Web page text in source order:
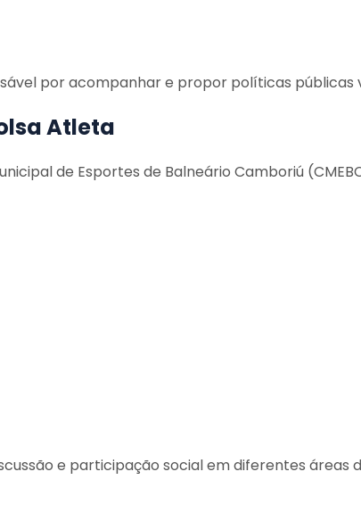
por acompanhar e propor políticas públicas
Atleta
de Esportes de Balneário Camboriú
e participação social em diferentes áreas